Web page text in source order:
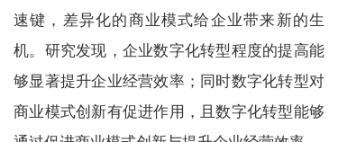
速键，差异化的商业模式给企业带来新的生
机。研究发现，企业数字化转型程度的提高能
够显著提升企业经营效率；同时数字化转型对
商业模式创新有促进作用，且数字化转型能够